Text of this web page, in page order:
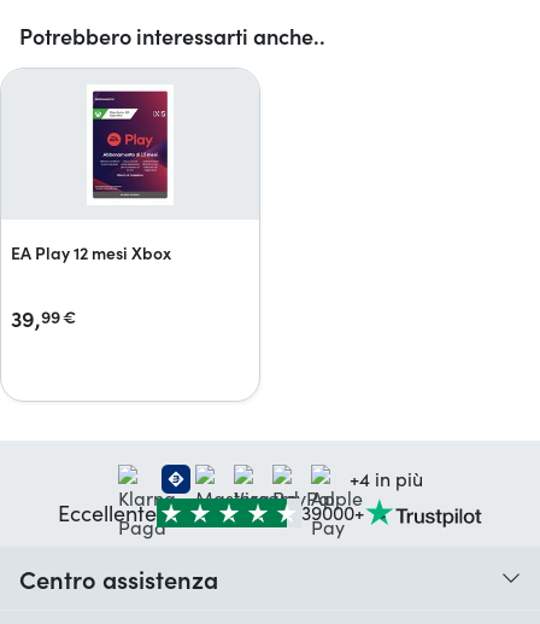
Potrebbero interessarti anche..
EA Play 12 mesi Xbox
39,99€
+4 in più
Eccellente 39000+
Centro assistenza